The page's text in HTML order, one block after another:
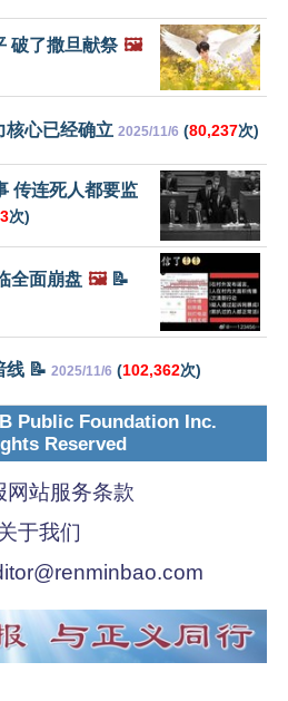
破了撒旦献祭 🖼️
核心已经确立 2025/11/6 (80,237次)
传连死人都要监
次)
全面崩盘 🖼️📝
线 📝 2025/11/6 (102,362次)
Public Foundation Inc.
Reserved
网站服务条款
于我们